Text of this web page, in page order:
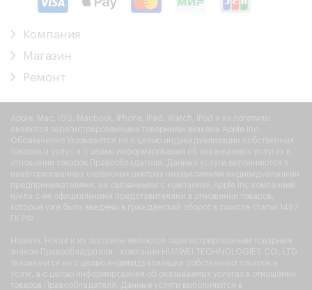
Компания
Магазин
Ремонт
Apple, Mac, iOS, Macbook, iPhone, iPad, Watch, iPod и их логотипы
являются зарегистрированными товарными знаками Apple Inc.
Обозначение Указывается не с целью индивидуализации собственных
товаров и услуг, а с целью информирования об оказываемых услугах в
отношении товаров Правообладателя. Данные услуги выполняются в
неавторизованных сервисных центрах независимыми индивидуальными
предпринимателями, не связанными с компанией Apple Inc компанией
и/или с ее официальными представителями в отношении товаров,
которые уже были введены в гражданский оборот в смысле статьи 1487
ГК РФ.
Huawei, Honor и их логотипы являются зарегистрированным товарным
знаком Правообладателя - компании HUAWEI TECHNOLOGIES CO., LTD.
Указывается не с целью индивидуализации собственных товаров и
услуг, а с целью информирования об оказываемых услугах в отношении
товаров Правообладателя. Данные услуги выполняются в